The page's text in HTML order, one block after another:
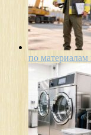
по материалам